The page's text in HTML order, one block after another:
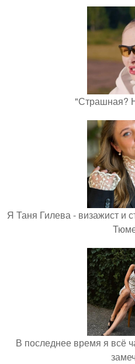
"Страшная?
Я Таня Гилева - визажист и
В последнее время я всё